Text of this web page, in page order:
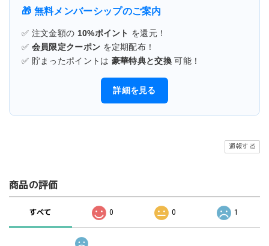
🎁 無料メンバーシップのご案内
✅ 注文金額の 10%ポイント を還元！
✅ 会員限定クーポン を定期配布！
✅ 貯まったポイントは 豪華特典と交換 可能！
詳細を見る
通報する
商品の評価
すべて 0 0 1